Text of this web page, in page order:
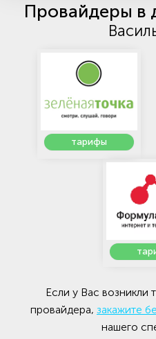
Провайдеры в
тарифы
Если у Вас
провайдера, закажите
нашего